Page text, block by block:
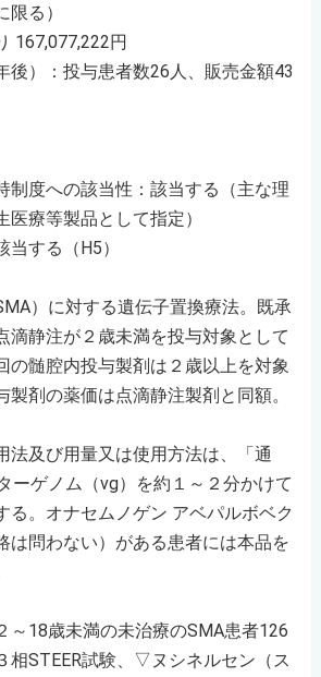
る）
167,077,222円
後）：投与患者数26人、販売金額43
制度への該当性：該当する（主な理
療等製品として指定）
する（H5）
）に対する遺伝子置換療法。既承
滴静注が２歳未満を投与対象として
の髄腔内投与製剤は２歳以上を対象
製剤の薬価は点滴静注製剤と同額。
法及び用量又は使用方法は、「通
ーゲノム（vg）を約１～２分かけて
る。オナセムノゲン アベパルボベク
は問わない）がある患者には本品を
18歳未満の未治療のSMA患者126
相STEER試験、▽ヌシネルセン（ス